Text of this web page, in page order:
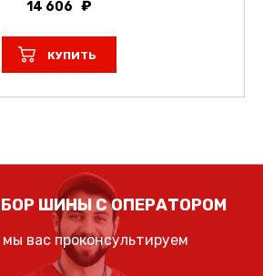
14 606
КУПИТЬ
ШИНЫ С ОПЕРАТОРОМ
вас проконсультируем